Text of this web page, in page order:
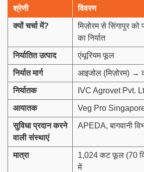
श्रेणी विवरण
क्यों चर्चा में?
मिज़ोरम से सिंगापुर को
का निर्यात
निर्यातित उत्पाद एंथूरियम फूल
निर्यात मार्ग आइजोल (मिज़ोरम) →
निर्यातक IVC Agrovet Pvt.
आयातक Veg Pro
सुविधा प्रदान करने
वाली संस्थाएं
APEDA, बागवानी
मात्रा
1,024 कट फूल (70
में